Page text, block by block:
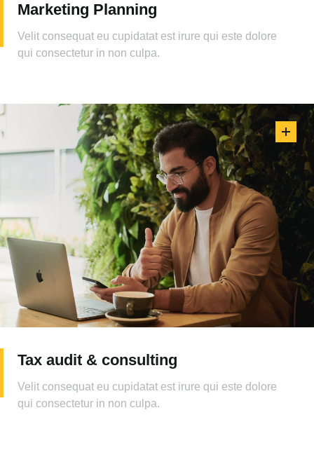
Marketing Planning
Velit consequat eu cupidatat est irure qui este dolore
qui consectetur in non culpa.
Tax audit & consulting
Velit consequat eu cupidatat est irure qui este dolore
qui consectetur in non culpa.